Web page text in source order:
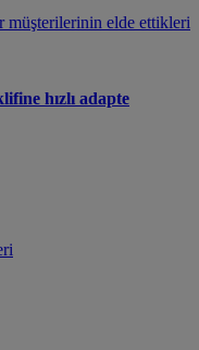
müşterilerinin elde ettikleri
hızlı adapte